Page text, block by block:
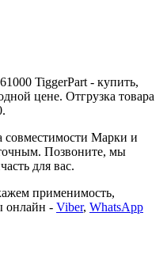
TiggerPart - купить,
цене. Отгрузка товара
Марки и
Позвоните, мы
для вас.
применимость,
онлайн - Viber, WhatsApp